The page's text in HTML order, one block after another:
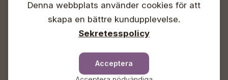
Info & växel
Sunds Trädgård Ab
Denna webbplats använder cookies för att
skapa en bättre kundupplevelse.
Sekretesspolicy
Acceptera